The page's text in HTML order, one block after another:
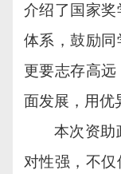
介绍了国家
体系，鼓励同
更要志存高
面发展，用优
本次资助
对性强，不